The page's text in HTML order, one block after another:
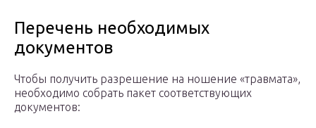
Перечень необходимых
документов
Чтобы получить разрешение на ношение «травмата»,
необходимо собрать пакет соответствующих
документов: